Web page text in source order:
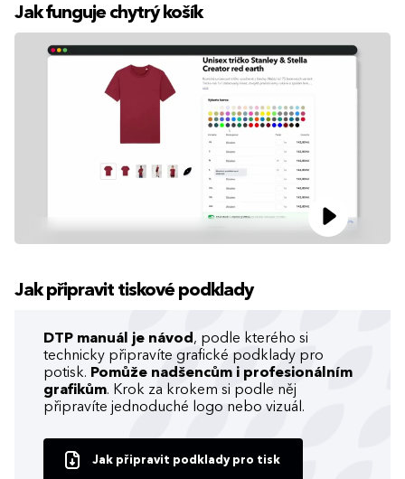
Jak funguje chytrý košík
Jak připravit tiskové podklady
DTP manuál je návod , podle kterého si
technicky připravíte grafické podklady pro
potisk. Pomůže nadšencům i profesionálním
grafikům. Krok za krokem si podle něj
připravíte jednoduché logo nebo vizuál.
Jak připravit podklady pro tisk